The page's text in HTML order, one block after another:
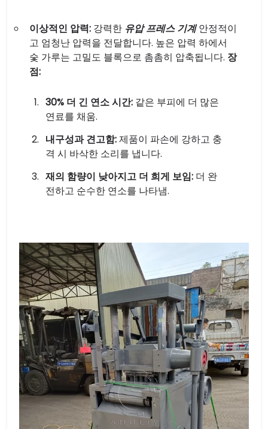
이상적인 압력: 강력한 유압 프레스 기계안정적이
고 엄청난 압력을 전달합니다. 높은 압력 하에서
숯 가루는 고밀도 블록으로 촘촘히 압축됩니다. 장
점:
30% 더 긴 연소 시간: 같은 부피에 더 많은
연료를 채움.
내구성과 견고함:제품이 파손에 강하고 충
격 시 바삭한 소리를 냅니다.
재의 함량이 낮아지고 더 희게 보임: 더 완
전하고 순수한 연소를 나타냄.